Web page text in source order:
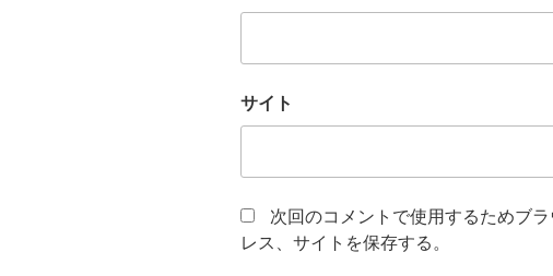
サイト
次回のコメントで使用するためブ
レス、サイトを保存する。